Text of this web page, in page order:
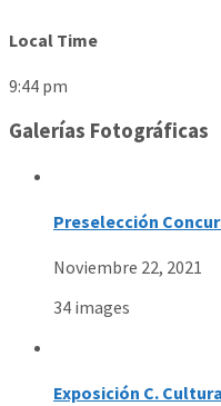
Local Time
9:44 pm
Galerías Fotográficas
Preselección
Noviembre 22, 2021
34 images
Exposición C.